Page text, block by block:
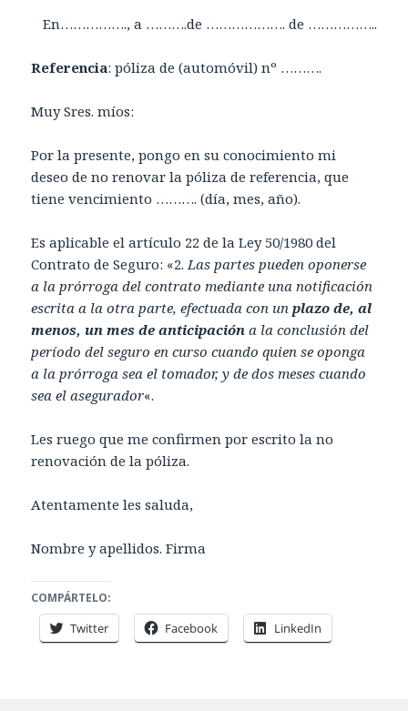
En……………., a ……….de ………………. de ……………..
Referencia: póliza de (automóvil) nº ……….
Muy Sres. míos:
Por la presente, pongo en su conocimiento mi
deseo de no renovar la póliza de referencia, que
tiene vencimiento ………. (día, mes, año).
Es aplicable el artículo 22 de la Ley 50/1980 del
Contrato de Seguro: «2.Las partes pueden oponerse
a la prórroga del contrato mediante una notificación
escrita a la otra parte, efectuada con unplazo de, al
menos, un mes de anticipación a la conclusión del
período del seguro en curso cuando quien se oponga
a la prórroga sea el tomador, y de dos meses cuando
sea el asegurador«.
Les ruego que me confirmen por escrito la no
renovación de la póliza.
Atentamente les saluda,
Nombre y apellidos. Firma
COMPÁRTELO:
Twitter Facebook LinkedIn